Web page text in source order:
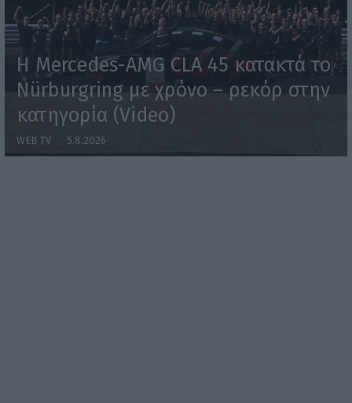
Η Mercedes-AMG CLA 45 κατακτά το
Nürburgring με χρόνο – ρεκόρ στην
κατηγορία (Video)
WEB TV 5.8.2026